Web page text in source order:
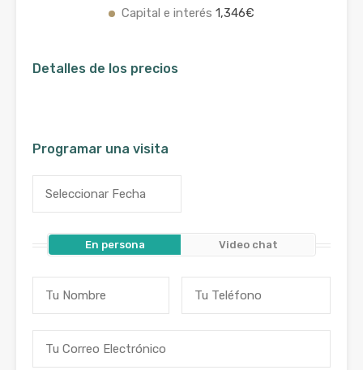
Capital e interés 1,346€
Detalles de los precios
Programar una visita
En persona Video chat